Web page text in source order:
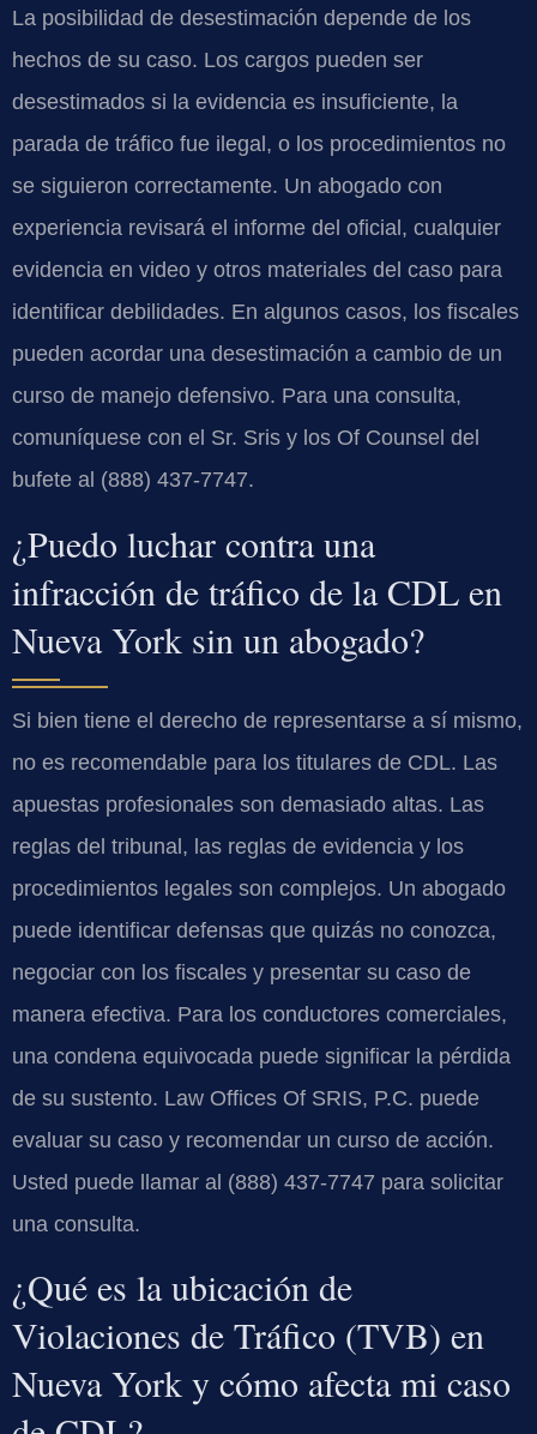
La posibilidad de desestimación depende de los
hechos de su caso. Los cargos pueden ser
desestimados si la evidencia es insuficiente, la
parada de tráfico fue ilegal, o los procedimientos no
se siguieron correctamente. Un abogado con
experiencia revisará el informe del oficial, cualquier
evidencia en video y otros materiales del caso para
identificar debilidades. En algunos casos, los fiscales
pueden acordar una desestimación a cambio de un
curso de manejo defensivo. Para una consulta,
comuníquese con el Sr. Sris y los Of Counsel del
bufete al (888) 437-7747.
¿Puedo luchar contra una
infracción de tráfico de la CDL en
Nueva York sin un abogado?
Si bien tiene el derecho de representarse a sí mismo,
no es recomendable para los titulares de CDL. Las
apuestas profesionales son demasiado altas. Las
reglas del tribunal, las reglas de evidencia y los
procedimientos legales son complejos. Un abogado
puede identificar defensas que quizás no conozca,
negociar con los fiscales y presentar su caso de
manera efectiva. Para los conductores comerciales,
una condena equivocada puede significar la pérdida
de su sustento. Law Offices Of SRIS, P.C. puede
evaluar su caso y recomendar un curso de acción.
Usted puede llamar al (888) 437-7747 para solicitar
una consulta.
¿Qué es la ubicación de
Violaciones de Tráfico (TVB) en
Nueva York y cómo afecta mi caso